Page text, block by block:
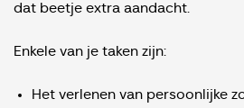
dat beetje extra aandacht.
Enkele van je taken zijn:
Het verlenen van persoonlijke